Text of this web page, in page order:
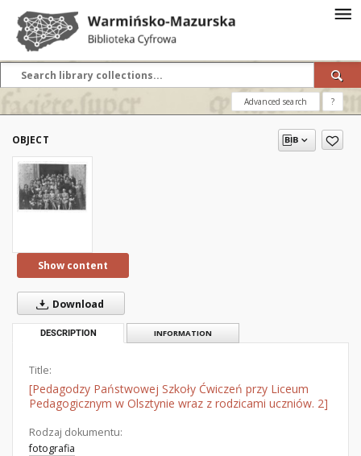
Advanced search ?
OBJECT
Show content
Download
DESCRIPTION INFORMATION
Title:
[Pedagodzy Państwowej Szkoły Ćwiczeń przy Liceum
Pedagogicznym w Olsztynie wraz z rodzicami uczniów. 2]
Rodzaj dokumentu:
fotografia